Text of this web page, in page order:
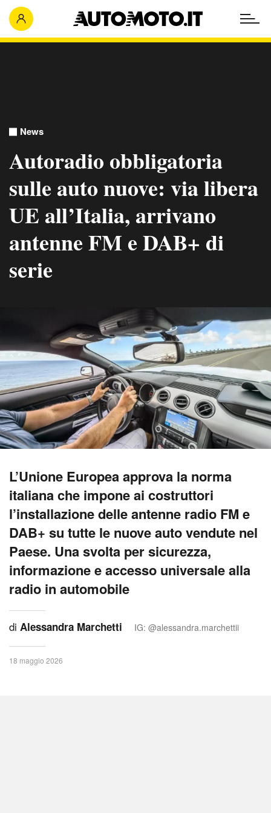
News
Autoradio obbligatoria
sulle auto nuove: via libera
UE all’Italia, arrivano
antenne FM e DAB+ di
serie
L’Unione Europea approva la norma
italiana che impone ai costruttori
l’installazione delle antenne radio FM e
DAB+ su tutte le nuove auto vendute nel
Paese. Una svolta per sicurezza,
informazione e accesso universale alla
radio in automobile
di Alessandra Marchetti IG: @alessandra.marchettii
18 maggio 2026